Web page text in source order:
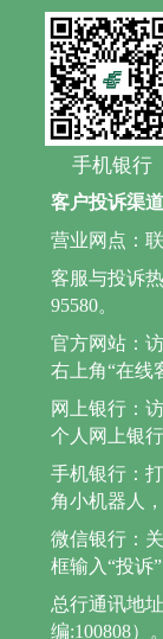
手机银行
客户投诉渠道
营业网点：
客服与投诉
95580。
官方网站：
右上角“在线
网上银行：
个人网上银
手机银行：
角小机器人
微信银行：
框输入“投诉
总行通讯地
编:100808）。